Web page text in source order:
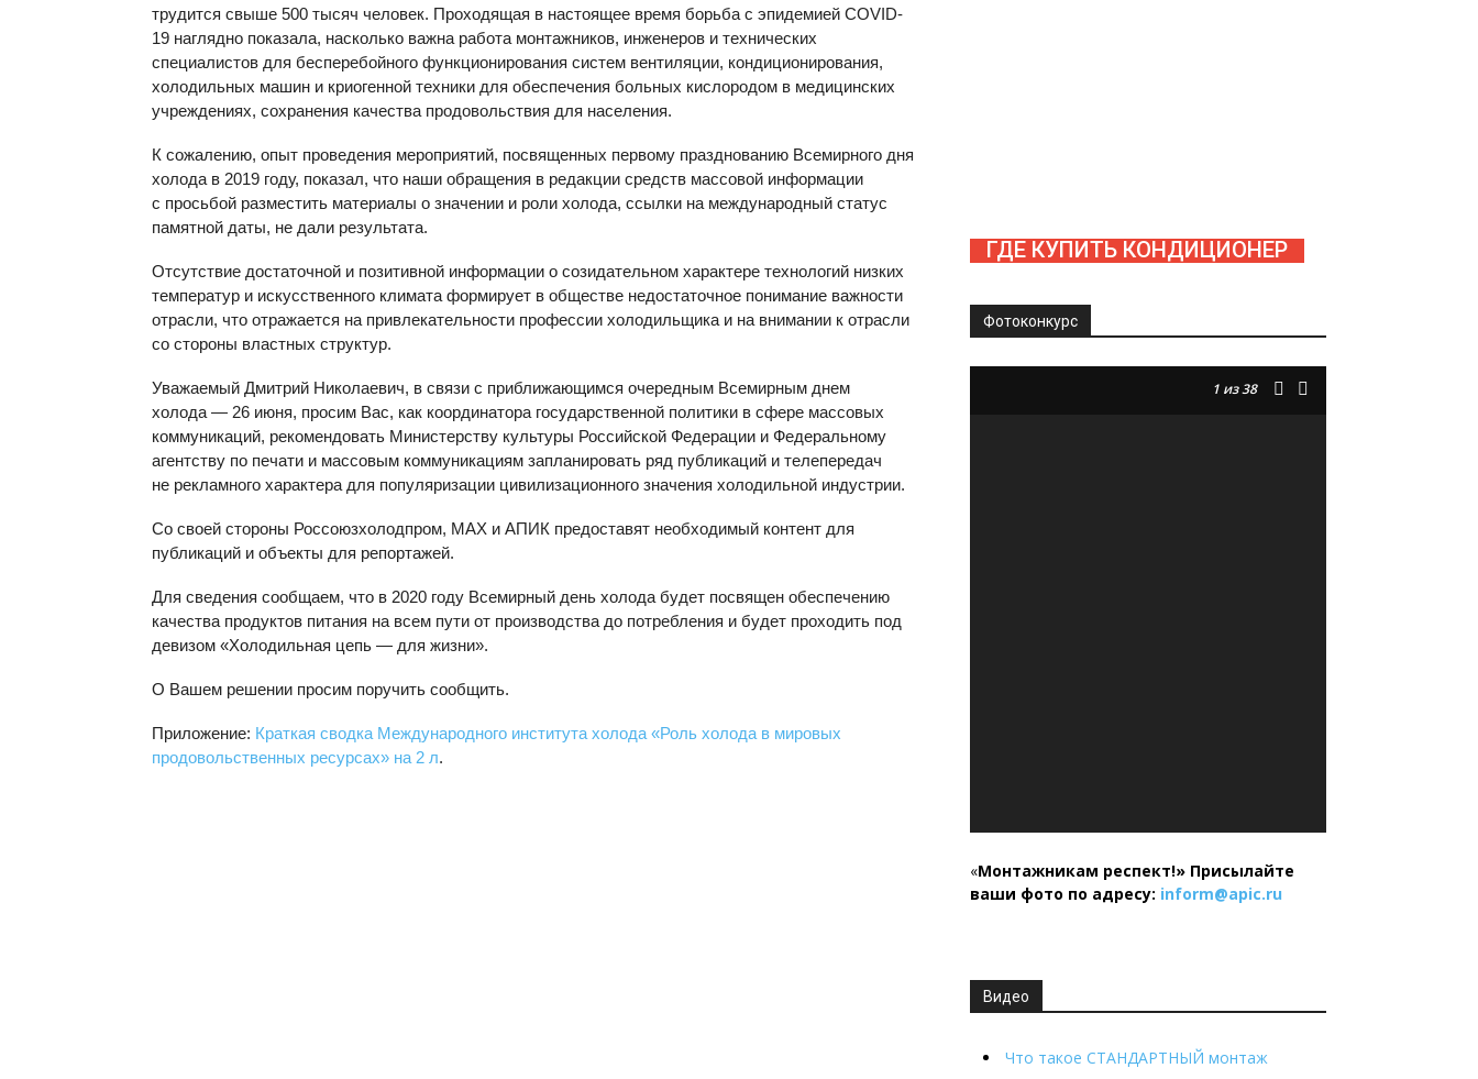
трудится свыше 500 тысяч человек. Проходящая в настоящее время борьба с эпидемией COVID-
19 наглядно показала, насколько важна работа монтажников, инженеров и технических
специалистов для бесперебойного функционирования систем вентиляции, кондиционирования,
холодильных машин и криогенной техники для обеспечения больных кислородом в медицинских
учреждениях, сохранения качества продовольствия для населения.
К сожалению, опыт проведения мероприятий, посвященных первому празднованию Всемирного дня
холода в 2019 году, показал, что наши обращения в редакции средств массовой информации
с просьбой разместить материалы о значении и роли холода, ссылки на международный статус
памятной даты, не дали результата.
Отсутствие достаточной и позитивной информации о созидательном характере технологий низких
температур и искусственного климата формирует в обществе недостаточное понимание важности
отрасли, что отражается на привлекательности профессии холодильщика и на внимании к отрасли
со стороны властных структур.
Уважаемый Дмитрий Николаевич, в связи с приближающимся очередным Всемирным днем
холода — 26 июня, просим Вас, как координатора государственной политики в сфере массовых
коммуникаций, рекомендовать Министерству культуры Российской Федерации и Федеральному
агентству по печати и массовым коммуникациям запланировать ряд публикаций и телепередач
не рекламного характера для популяризации цивилизационного значения холодильной индустрии.
Со своей стороны Россоюзхолодпром, МАХ и АПИК предоставят необходимый контент для
публикаций и объекты для репортажей.
Для сведения сообщаем, что в 2020 году Всемирный день холода будет посвящен обеспечению
качества продуктов питания на всем пути от производства до потребления и будет проходить под
девизом «Холодильная цепь — для жизни».
О Вашем решении просим поручить сообщить.
Приложение: Краткая сводка Международного института холода «Роль холода в мировых
продовольственных ресурсах» на 2 л.
ГДЕ КУПИТЬ КОНДИЦИОНЕР
Фотоконкурс
1 из 38
«Монтажникам респект!» Присылайте
ваши фото по адресу: inform@apic.ru
Видео
Что такое СТАНДАРТНЫЙ монтаж